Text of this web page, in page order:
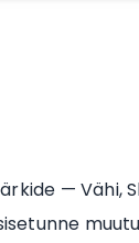
— Vähi,